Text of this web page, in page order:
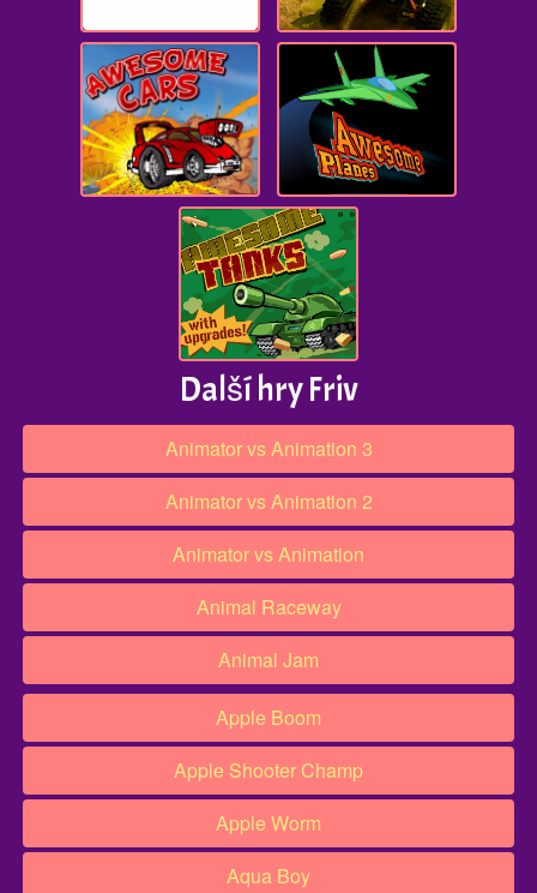
Další hry Friv
Animator vs Animation 3
Animator vs Animation 2
Animator vs Animation
Animal Raceway
Animal Jam
Apple Boom
Apple Shooter Champ
Apple Worm
Aqua Boy